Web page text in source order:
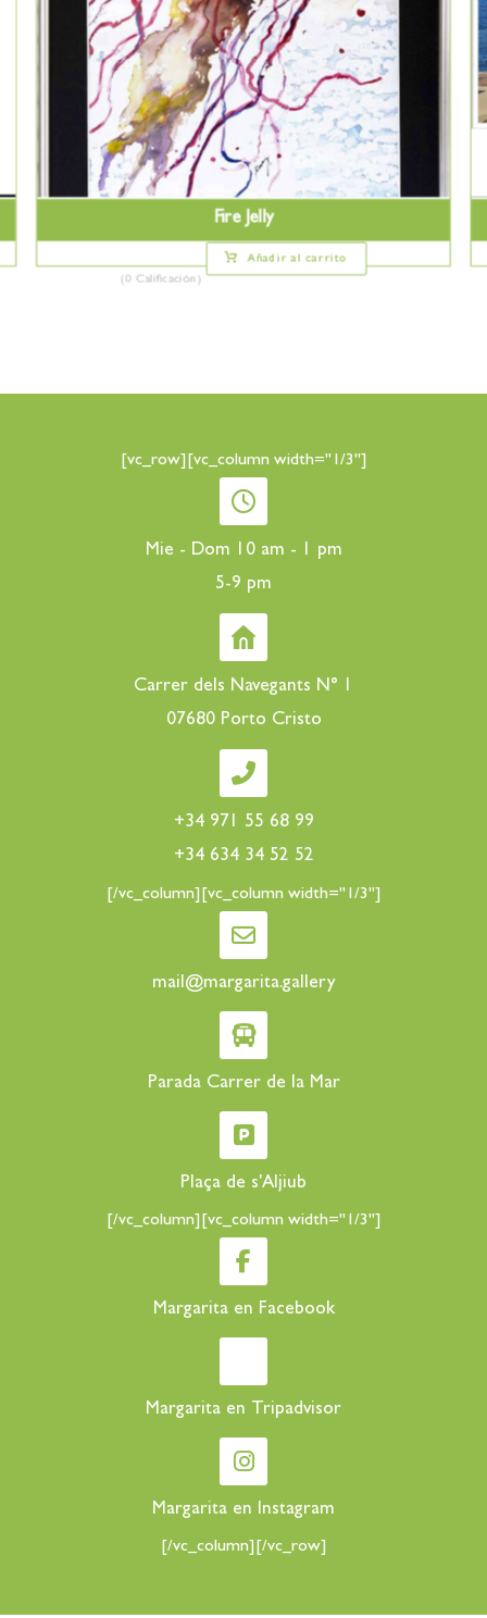
Fire Jelly
(0 Calificación)
Añadir al carrito
[vc_row][vc_column width="1/3"]
Mie - Dom 10 am - 1 pm
5-9 pm
Carrer dels Navegants N° 1
07680 Porto Cristo
+34 971 55 68 99
+34 634 34 52 52
[/vc_column][vc_column width="1/3"]
mail@margarita.gallery
Parada Carrer de la Mar
Plaça de s'Aljiub
[/vc_column][vc_column width="1/3"]
Margarita en Facebook
Margarita en Tripadvisor
Margarita en Instagram
[/vc_column][/vc_row]